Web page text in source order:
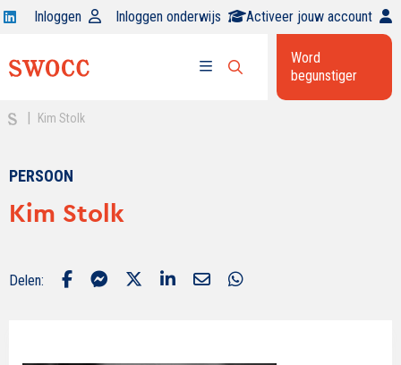
Open
op
Inloggen Inloggen onderwijs Activeer jouw account
Open
zoekbalk
Word
begunstiger
Kim Stolk
PERSOON
Kim Stolk
Delen: